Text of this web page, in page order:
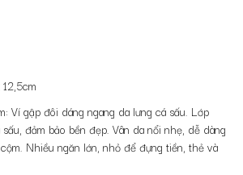
Ví gập đôi dáng ngang da lưng cá sấu. Lớp
đảm bảo bền đẹp. Vân da nổi nhẹ, dễ dàng
Nhiều ngăn lớn, nhỏ để đựng tiền, thẻ và